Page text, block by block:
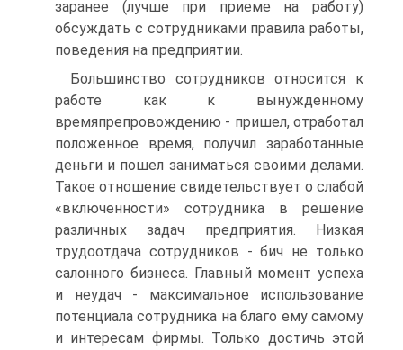
заранее (лучше при приеме на работу)
обсуждать с сотрудниками правила работы,
поведения на предприятии.
Большинство сотрудников относится к
работе как к вынужденному
времяпрепровождению - пришел, отработал
положенное время, получил заработанные
деньги и пошел заниматься своими делами.
Такое отношение свидетельствует о слабой
«включенности» сотрудника в решение
различных задач предприятия. Низкая
трудоотдача сотрудников - бич не только
салонного бизнеса. Главный момент успеха
и неудач - максимальное использование
потенциала сотрудника на благо ему самому
и интересам фирмы. Только достичь этой